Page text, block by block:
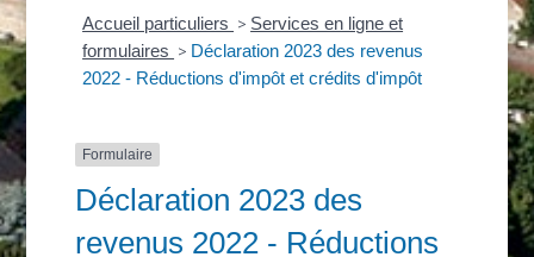
Accueil particuliers > Services en ligne et
formulaires > Déclaration 2023 des revenus
2022 - Réductions d'impôt et crédits d'impôt
Formulaire
Déclaration 2023 des
revenus 2022 - Réductions